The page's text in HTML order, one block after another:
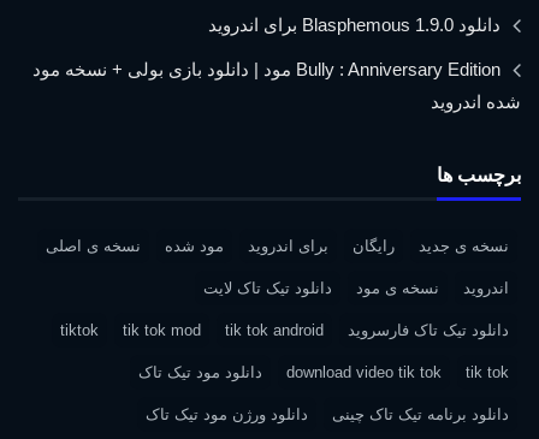
دانلود Blasphemous 1.9.0 برای اندروید
Bully : Anniversary Edition مود | دانلود بازی بولی + نسخه مود
شده اندروید
برچسب ها
نسخه ی جدید رایگان برای اندروید مود شده نسخه ی اصلی
اندروید نسخه ی مود دانلود تیک تاک لایت
دانلود تیک تاک فارسروید tik tok android
tik tok mod
tiktok
tik tok
download video tik tok دانلود مود تیک تاک
دانلود برنامه تیک تاک چینی دانلود ورژن مود تیک تاک